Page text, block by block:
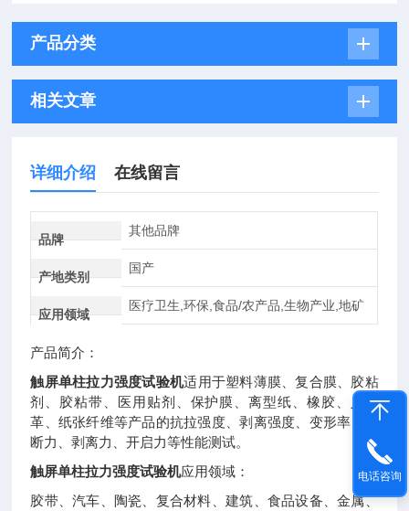
产品分类
相关文章
详细介绍 在线留言
品牌
其他品牌
产地类别
国产
应用领域
医疗卫生,环保,食品/农产品,生物产业,地矿
产品简介：
触屏单柱拉力强度试验机适用于塑料薄膜、复合膜、胶粘
剂、胶粘带、医用贴剂、保护膜、离型纸、橡胶、人造
革、纸张纤维等产品的抗拉强度、剥离强度、变形率、拉
断力、剥离力、开启力等性能测试。
触屏单柱拉力强度试验机应用领域：
胶带、汽车、陶瓷、复合材料、建筑、食品设备、金属、
电话咨询